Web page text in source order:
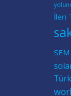
İleri
SEM